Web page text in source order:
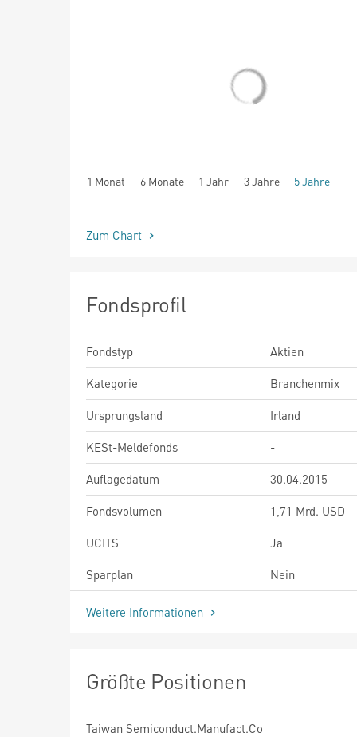
1 Monat 6 Monate 1 Jahr 3 Jahre 5 Jahre
seit Beginn
Zum Chart
Fondsprofil
Fondstyp
Aktien
Kategorie
Branchenmix
Ursprungsland
Irland
KESt-Meldefonds
-
Auflagedatum
30.04.2015
Fondsvolumen
1,71 Mrd. USD
UCITS
Ja
Sparplan
Nein
Weitere Informationen
Größte Positionen
Taiwan Semiconduct.Manufact.Co